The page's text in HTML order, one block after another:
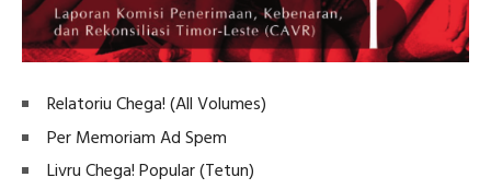
Relatoriu Chega! (All Volumes)
Per Memoriam Ad Spem
Livru Chega! Popular (Tetun)